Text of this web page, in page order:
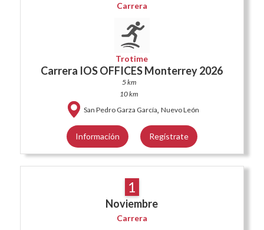
Carrera
Trotime
Carrera IOS OFFICES Monterrey 2026
5 km
10 km
San Pedro Garza García, Nuevo León
Información Regístrate
1
Noviembre
Carrera